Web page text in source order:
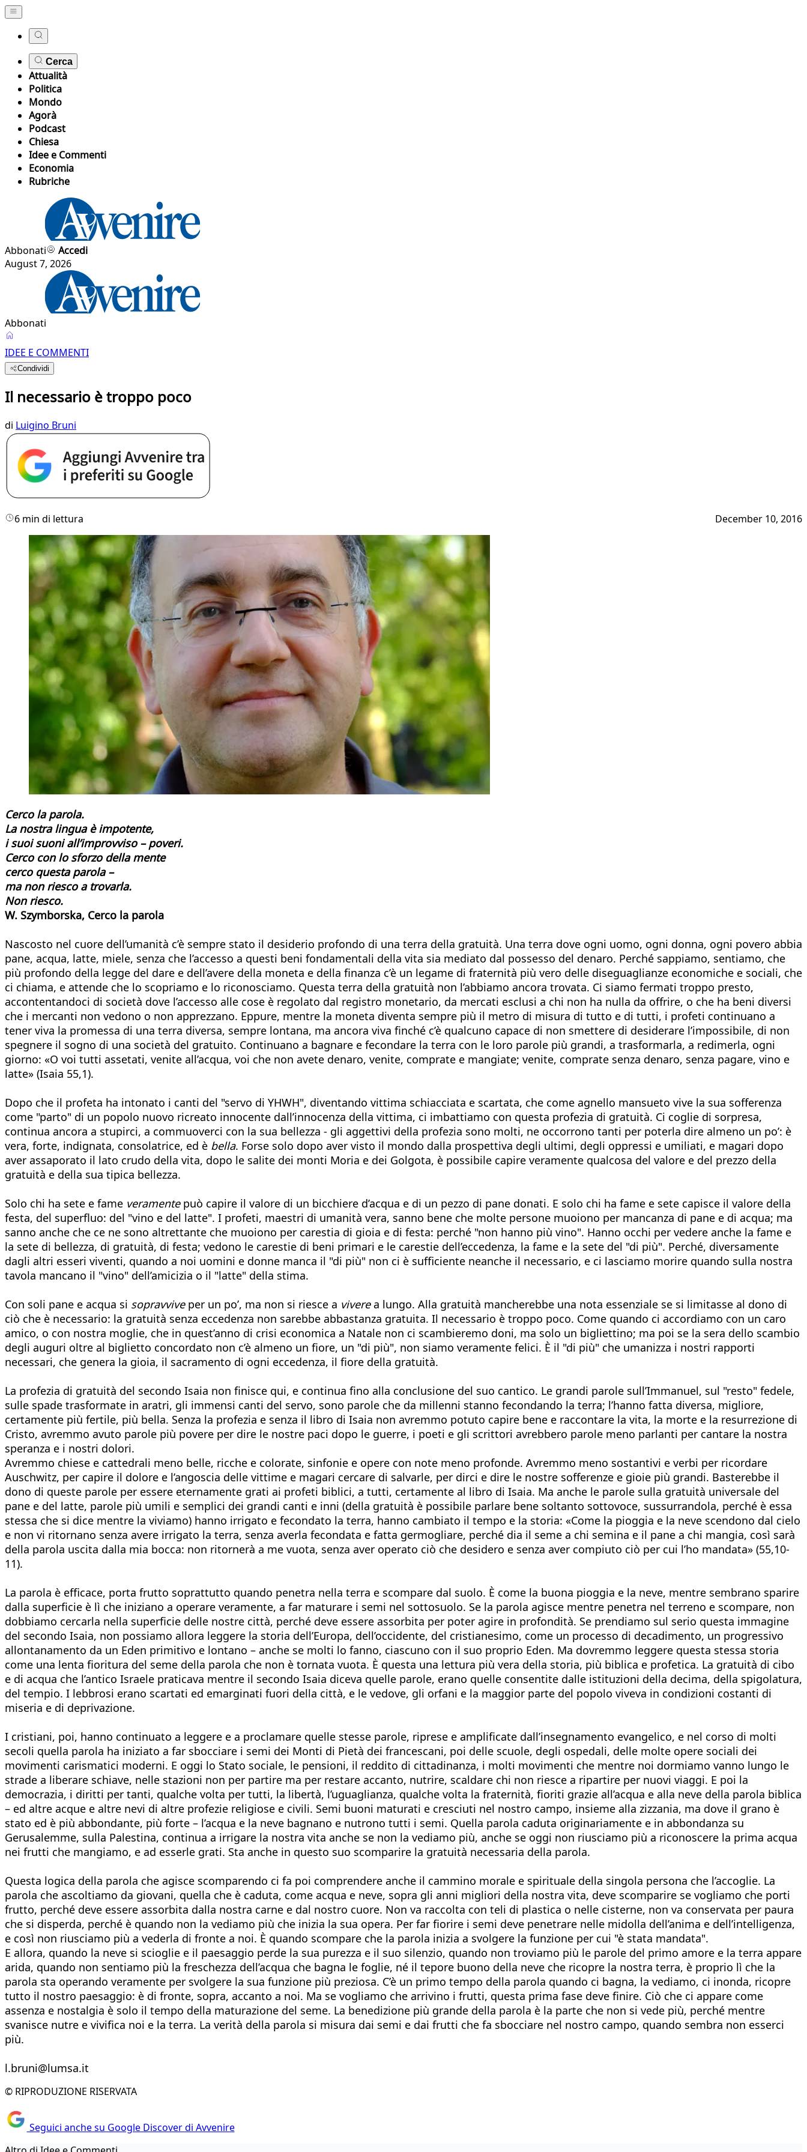
Cerca
Attualità
Politica
Mondo
Agorà
Podcast
Chiesa
Idee e Commenti
Economia
Rubriche
Abbonati
Accedi
August 7, 2026
Abbonati
IDEE E COMMENTI
Condividi
Il necessario è troppo poco
di Luigino Bruni
6 min di lettura December 10, 2016
Cerco la parola.
La nostra lingua è impotente,
i suoi suoni all’improvviso – poveri.
Cerco con lo sforzo della mente
cerco questa parola –
ma non riesco a trovarla.
Non riesco.
W. Szymborska, Cerco la parola
Nascosto nel cuore dell’umanità c’è sempre stato il desiderio profondo di una terra della gratuità. Una terra dove ogni uomo, ogni donna, ogni povero abbia
pane, acqua, latte, miele, senza che l’accesso a questi beni fondamentali della vita sia mediato dal possesso del denaro. Perché sappiamo, sentiamo, che
più profondo della legge del dare e dell’avere della moneta e della finanza c’è un legame di fraternità più vero delle diseguaglianze economiche e sociali, che
ci chiama, e attende che lo scopriamo e lo riconosciamo. Questa terra della gratuità non l’abbiamo ancora trovata. Ci siamo fermati troppo presto,
accontentandoci di società dove l’accesso alle cose è regolato dal registro monetario, da mercati esclusi a chi non ha nulla da offrire, o che ha beni diversi
che i mercanti non vedono o non apprezzano. Eppure, mentre la moneta diventa sempre più il metro di misura di tutto e di tutti, i profeti continuano a
tener viva la promessa di una terra diversa, sempre lontana, ma ancora viva finché c’è qualcuno capace di non smettere di desiderare l’impossibile, di non
spegnere il sogno di una società del gratuito. Continuano a bagnare e fecondare la terra con le loro parole più grandi, a trasformarla, a redimerla, ogni
giorno: «O voi tutti assetati, venite all’acqua, voi che non avete denaro, venite, comprate e mangiate; venite, comprate senza denaro, senza pagare, vino e
latte» (Isaia 55,1).
Dopo che il profeta ha intonato i canti del "servo di YHWH", diventando vittima schiacciata e scartata, che come agnello mansueto vive la sua sofferenza
come "parto" di un popolo nuovo ricreato innocente dall’innocenza della vittima, ci imbattiamo con questa profezia di gratuità. Ci coglie di sorpresa,
continua ancora a stupirci, a commuoverci con la sua bellezza - gli aggettivi della profezia sono molti, ne occorrono tanti per poterla dire almeno un po’: è
vera, forte, indignata, consolatrice, ed è bella. Forse solo dopo aver visto il mondo dalla prospettiva degli ultimi, degli oppressi e umiliati, e magari dopo
aver assaporato il lato crudo della vita, dopo le salite dei monti Moria e dei Golgota, è possibile capire veramente qualcosa del valore e del prezzo della
gratuità e della sua tipica bellezza.
Solo chi ha sete e fame veramentepuò capire il valore di un bicchiere d’acqua e di un pezzo di pane donati. E solo chi ha fame e sete capisce il valore della
festa, del superfluo: del "vino e del latte". I profeti, maestri di umanità vera, sanno bene che molte persone muoiono per mancanza di pane e di acqua; ma
sanno anche che ce ne sono altrettante che muoiono per carestia di gioia e di festa: perché "non hanno più vino". Hanno occhi per vedere anche la fame e
la sete di bellezza, di gratuità, di festa; vedono le carestie di beni primari e le carestie dell’eccedenza, la fame e la sete del "di più". Perché, diversamente
dagli altri esseri viventi, quando a noi uomini e donne manca il "di più" non ci è sufficiente neanche il necessario, e ci lasciamo morire quando sulla nostra
tavola mancano il "vino" dell’amicizia o il "latte" della stima.
Con soli pane e acqua si sopravviveper un po’, ma non si riesce a viverea lungo. Alla gratuità mancherebbe una nota essenziale se si limitasse al dono di
ciò che è necessario: la gratuità senza eccedenza non sarebbe abbastanza gratuita. Il necessario è troppo poco. Come quando ci accordiamo con un caro
amico, o con nostra moglie, che in quest’anno di crisi economica a Natale non ci scambieremo doni, ma solo un bigliettino; ma poi se la sera dello scambio
degli auguri oltre al biglietto concordato non c’è almeno un fiore, un "di più", non siamo veramente felici. È il "di più" che umanizza i nostri rapporti
necessari, che genera la gioia, il sacramento di ogni eccedenza, il fiore della gratuità.
La profezia di gratuità del secondo Isaia non finisce qui, e continua fino alla conclusione del suo cantico. Le grandi parole sull’Immanuel, sul "resto" fedele,
sulle spade trasformate in aratri, gli immensi canti del servo, sono parole che da millenni stanno fecondando la terra; l’hanno fatta diversa, migliore,
certamente più fertile, più bella. Senza la profezia e senza il libro di Isaia non avremmo potuto capire bene e raccontare la vita, la morte e la resurrezione di
Cristo, avremmo avuto parole più povere per dire le nostre paci dopo le guerre, i poeti e gli scrittori avrebbero parole meno parlanti per cantare la nostra
speranza e i nostri dolori.
Avremmo chiese e cattedrali meno belle, ricche e colorate, sinfonie e opere con note meno profonde. Avremmo meno sostantivi e verbi per ricordare
Auschwitz, per capire il dolore e l’angoscia delle vittime e magari cercare di salvarle, per dirci e dire le nostre sofferenze e gioie più grandi. Basterebbe il
dono di queste parole per essere eternamente grati ai profeti biblici, a tutti, certamente al libro di Isaia. Ma anche le parole sulla gratuità universale del
pane e del latte, parole più umili e semplici dei grandi canti e inni (della gratuità è possibile parlare bene soltanto sottovoce, sussurrandola, perché è essa
stessa che si dice mentre la viviamo) hanno irrigato e fecondato la terra, hanno cambiato il tempo e la storia: «Come la pioggia e la neve scendono dal cielo
e non vi ritornano senza avere irrigato la terra, senza averla fecondata e fatta germogliare, perché dia il seme a chi semina e il pane a chi mangia, così sarà
della parola uscita dalla mia bocca: non ritornerà a me vuota, senza aver operato ciò che desidero e senza aver compiuto ciò per cui l’ho mandata» (55,10-
11).
La parola è efficace, porta frutto soprattutto quando penetra nella terra e scompare dal suolo. È come la buona pioggia e la neve, mentre sembrano sparire
dalla superficie è lì che iniziano a operare veramente, a far maturare i semi nel sottosuolo. Se la parola agisce mentre penetra nel terreno e scompare, non
dobbiamo cercarla nella superficie delle nostre città, perché deve essere assorbita per poter agire in profondità. Se prendiamo sul serio questa immagine
del secondo Isaia, non possiamo allora leggere la storia dell’Europa, dell’occidente, del cristianesimo, come un processo di decadimento, un progressivo
allontanamento da un Eden primitivo e lontano – anche se molti lo fanno, ciascuno con il suo proprio Eden. Ma dovremmo leggere questa stessa storia
come una lenta fioritura del seme della parola che non è tornata vuota. È questa una lettura più vera della storia, più biblica e profetica. La gratuità di cibo
e di acqua che l’antico Israele praticava mentre il secondo Isaia diceva quelle parole, erano quelle consentite dalle istituzioni della decima, della spigolatura,
del tempio. I lebbrosi erano scartati ed emarginati fuori della città, e le vedove, gli orfani e la maggior parte del popolo viveva in condizioni costanti di
miseria e di deprivazione.
I cristiani, poi, hanno continuato a leggere e a proclamare quelle stesse parole, riprese e amplificate dall’insegnamento evangelico, e nel corso di molti
secoli quella parola ha iniziato a far sbocciare i semi dei Monti di Pietà dei francescani, poi delle scuole, degli ospedali, delle molte opere sociali dei
movimenti carismatici moderni. E oggi lo Stato sociale, le pensioni, il reddito di cittadinanza, i molti movimenti che mentre noi dormiamo vanno lungo le
strade a liberare schiave, nelle stazioni non per partire ma per restare accanto, nutrire, scaldare chi non riesce a ripartire per nuovi viaggi. E poi la
democrazia, i diritti per tanti, qualche volta per tutti, la libertà, l’uguaglianza, qualche volta la fraternità, fioriti grazie all’acqua e alla neve della parola biblica
– ed altre acque e altre nevi di altre profezie religiose e civili. Semi buoni maturati e cresciuti nel nostro campo, insieme alla zizzania, ma dove il grano è
stato ed è più abbondante, più forte – l’acqua e la neve bagnano e nutrono tutti i semi. Quella parola caduta originariamente e in abbondanza su
Gerusalemme, sulla Palestina, continua a irrigare la nostra vita anche se non la vediamo più, anche se oggi non riusciamo più a riconoscere la prima acqua
nei frutti che mangiamo, e ad esserle grati. Sta anche in questo suo scomparire la gratuità necessaria della parola.
Questa logica della parola che agisce scomparendo ci fa poi comprendere anche il cammino morale e spirituale della singola persona che l’accoglie. La
parola che ascoltiamo da giovani, quella che è caduta, come acqua e neve, sopra gli anni migliori della nostra vita, deve scomparire se vogliamo che porti
frutto, perché deve essere assorbita dalla nostra carne e dal nostro cuore. Non va raccolta con teli di plastica o nelle cisterne, non va conservata per paura
che si disperda, perché è quando non la vediamo più che inizia la sua opera. Per far fiorire i semi deve penetrare nelle midolla dell’anima e dell’intelligenza,
e così non riusciamo più a vederla di fronte a noi. È quando scompare che la parola inizia a svolgere la funzione per cui "è stata mandata".
E allora, quando la neve si scioglie e il paesaggio perde la sua purezza e il suo silenzio, quando non troviamo più le parole del primo amore e la terra appare
arida, quando non sentiamo più la freschezza dell’acqua che bagna le foglie, né il tepore buono della neve che ricopre la nostra terra, è proprio lì che la
parola sta operando veramente per svolgere la sua funzione più preziosa. C’è un primo tempo della parola quando ci bagna, la vediamo, ci inonda, ricopre
tutto il nostro paesaggio: è di fronte, sopra, accanto a noi. Ma se vogliamo che arrivino i frutti, questa prima fase deve finire. Ciò che ci appare come
assenza e nostalgia è solo il tempo della maturazione del seme. La benedizione più grande della parola è la parte che non si vede più, perché mentre
svanisce nutre e vivifica noi e la terra. La verità della parola si misura dai semi e dai frutti che fa sbocciare nel nostro campo, quando sembra non esserci
più.
l.bruni@lumsa.it
© RIPRODUZIONE RISERVATA
Seguici anche su Google Discover di Avvenire